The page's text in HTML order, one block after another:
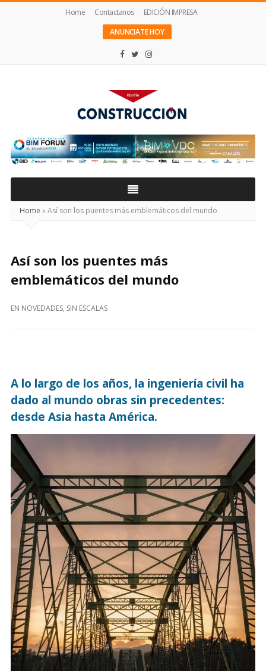
Home Contactanos
EDICIÓN IMPRESA
ANUNCIATE HOY
Construcción
Home »Así son los puentes más emblemáticos del mundo
Así son los puentes más
emblemáticos del mundo
EN NOVEDADES, SIN ESCALAS
A lo largo de los años, la ingeniería civil ha
dado al mundo obras sin precedentes:
desde Asia hasta América.